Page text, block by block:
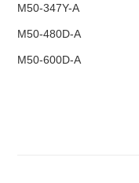
M50-347Y-A
M50-480D-A
M50-600D-A